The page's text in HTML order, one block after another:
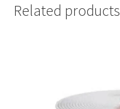
Related products